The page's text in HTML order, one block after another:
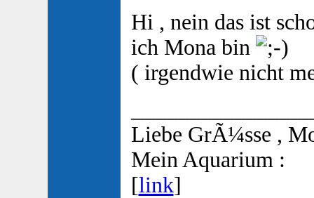
Hi , nein das ist
ich Mona bin
( irgendwie nicht
Liebe GrÃ¼sse ,
Mein Aquarium :
[link]